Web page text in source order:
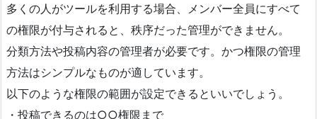
多くの人がツールを利用する場合、メンバー全員にすべて
の権限が付与されると、秩序だった管理ができません。
分類方法や投稿内容の管理者が必要です。かつ権限の管理
方法はシンプルなものが適しています。
以下のような権限の範囲が設定できるといいでしょう。
・投稿できるのは○○権限まで